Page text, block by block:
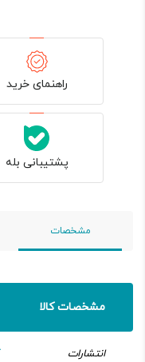
راهنمای خرید
پشتیبانی بله
مشخصات
مشخصات کالا
انتشارات